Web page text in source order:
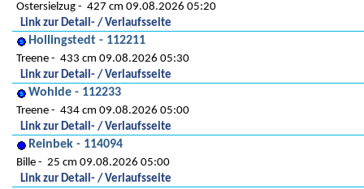
Ostersielzug
427 cm 09.08.2026 05:20
Link zur Detail- / Verlaufsseite
Hollingstedt - 112211
Treene
433 cm 09.08.2026 05:30
Link zur Detail- / Verlaufsseite
Wohlde - 112233
Treene
434 cm 09.08.2026 05:00
Link zur Detail- / Verlaufsseite
Reinbek - 114094
Bille
25 cm 09.08.2026 05:00
Link zur Detail- / Verlaufsseite